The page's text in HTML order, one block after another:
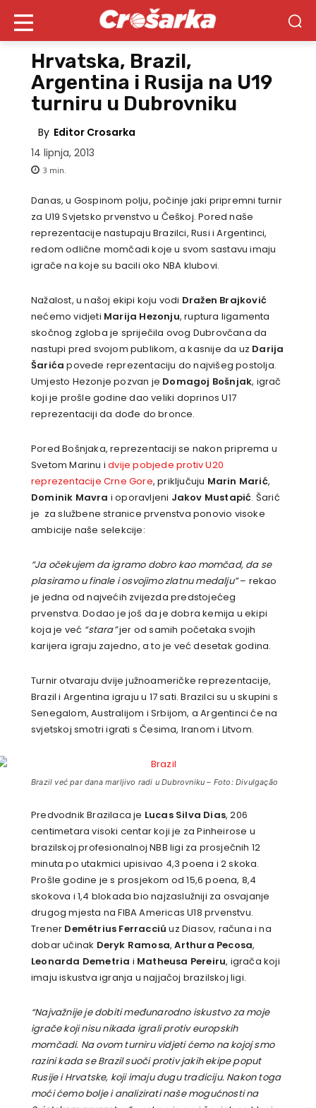
Hrvatska, Brazil,
Argentina i Rusija na U19
turniru u Dubrovniku
By Editor Crosarka
14 lipnja, 2013
3 min.
Danas, u Gospinom polju, počinje jaki pripremni turnir
za U19 Svjetsko prvenstvo u Češkoj. Pored naše
reprezentacije nastupaju Brazilci, Rusi i Argentinci,
redom odlične momčadi koje u svom sastavu imaju
igrače na koje su bacili oko NBA klubovi.
Nažalost, u našoj ekipi koju vodi Dražen Brajković
nećemo vidjeti Marija Hezonju, ruptura ligamenta
skočnog zgloba je spriječila ovog Dubrovčana da
nastupi pred svojom publikom, a kasnije da uz Darija
Šarića povede reprezentaciju do najvišeg postolja.
Umjesto Hezonje pozvan je Domagoj Bošnjak, igrač
koji je prošle godine dao veliki doprinos U17
reprezentaciji da dođe do bronce.
Pored Bošnjaka, reprezentaciji se nakon priprema u
Svetom Marinu idvije pobjede protiv U20
reprezentacije Crne Gore, priključuju Marin Marić,
Dominik Mavra i oporavljeni Jakov Mustapić. Šarić
je za službene stranice prvenstva ponovio visoke
ambicije naše selekcije:
“Ja očekujem da igramo dobro kao momčad, da se
plasiramo u finale i osvojimo zlatnu medalju”– rekao
je jedna od najvećih zvijezda predstojećeg
prvenstva. Dodao je još da je dobra kemija u ekipi
koja je već “stara”jer od samih početaka svojih
karijera igraju zajedno, a to je već desetak godina.
Turnir otvaraju dvije južnoameričke reprezentacije,
Brazil i Argentina igraju u 17 sati. Brazilci su u skupini s
Senegalom, Australijom i Srbijom, a Argentinci će na
svjetskoj smotri igrati s Česima, Iranom i Litvom.
Brazil već par dana marljivo radi u Dubrovniku – Foto: Divulgação
Predvodnik Brazilaca je Lucas Silva Dias, 206
centimetara visoki centar koji je za Pinheirose u
brazilskoj profesionalnoj NBB ligi za prosječnih 12
minuta po utakmici upisivao 4,3 poena i 2 skoka.
Prošle godine je s prosjekom od 15,6 poena, 8,4
skokova i 1,4 blokada bio najzaslužniji za osvajanje
drugog mjesta na FIBA ​​Americas U18 prvenstvu.
Trener Demétrius Ferracciú uz Diasov, računa i na
dobar učinak Deryk Ramosa,Arthura Pecosa,
Leonarda Demetria i Matheusa Pereiru, igrača koji
imaju iskustva igranja u najjačoj brazilskoj ligi.
“Najvažnije je dobiti međunarodno iskustvo za moje
igrače koji nisu nikada igrali protiv europskih
momčadi. Na ovom turniru vidjeti ćemo na kojoj smo
razini kada se Brazil suoči protiv jakih ekipe poput
Rusije i Hrvatske, koji imaju dugu tradiciju. Nakon toga
moći ćemo bolje i analizirati naše mogućnosti na